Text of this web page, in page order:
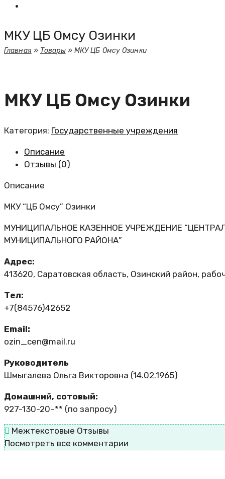
МКУ ЦБ Омсу Озинки
Главная» Товары» МКУ ЦБ Омсу Озинки
МКУ ЦБ Омсу Озинки
Категория: Государственные учреждения
Описание
Отзывы (0)
Описание
МКУ “ЦБ Омсу” Озинки
МУНИЦИПАЛЬНОЕ КАЗЕННОЕ УЧРЕЖДЕНИЕ
МУНИЦИПАЛЬНОГО РАЙОНА”
Адрес:
413620, Саратовская область, Озинский район,
Тел:
+7(84576)42652
Email:
ozin_cen@mail.ru
Руководитель
Шмыгалева Ольга Викторовна (14.02.1965)
Домашний, сотовый:
927-130-20–** (по запросу)
Межтекстовые Отзывы
Посмотреть все комментарии